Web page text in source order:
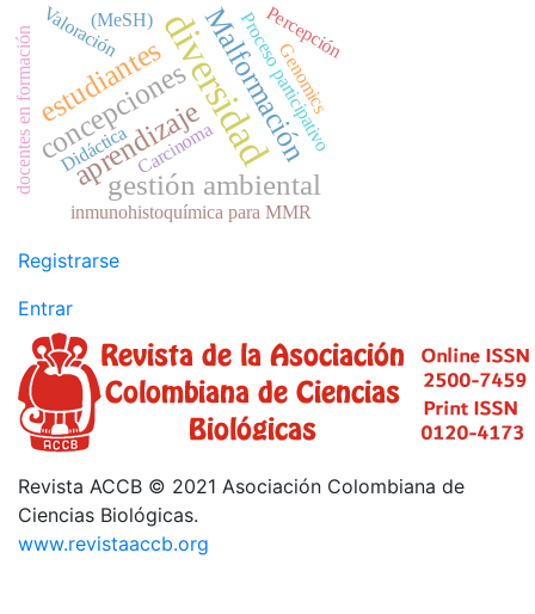
diversidad
gestión ambiental
concepciones
aprendizajeMalformación
estudiantes
inmunohistoquímica para MMR
docentes en formación Proceso participativo
Percepción
Valoración
Carcinoma
Didáctica
(MeSH)
Genomics
Registrarse
Entrar
Revista ACCB © 2021 Asociación Colombiana de
Ciencias Biológicas.
www.revistaaccb.org